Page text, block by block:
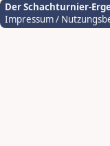
Der Schachturnier-
Impressum /